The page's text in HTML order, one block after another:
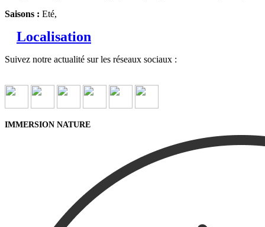
Saisons : Eté,
Localisation
Suivez notre actualité sur les réseaux sociaux :
IMMERSION NATURE